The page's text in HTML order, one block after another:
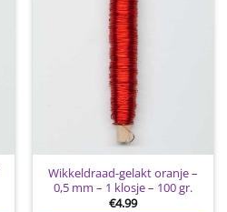
Wikkeldraad-gelakt oranje –
0,5 mm – 1 klosje – 100 gr.
€4.99